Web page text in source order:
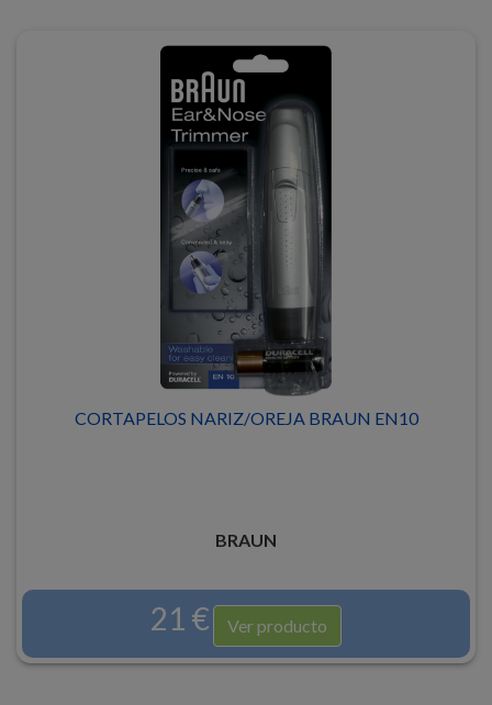
CORTAPELOS NARIZ/OREJA BRAUN EN10
BRAUN
21 € Ver producto